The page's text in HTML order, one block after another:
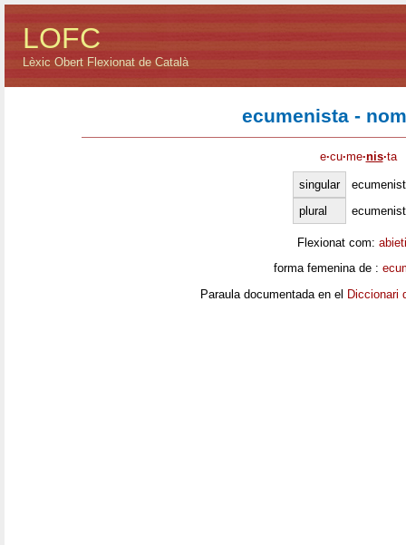
LOFC
Lèxic Obert Flexionat de Català
ecumenista -
e·cu·me·nis·ta
singular
plural
Flexionat com:
forma femenina de :
Paraula documentada en el Diccionari